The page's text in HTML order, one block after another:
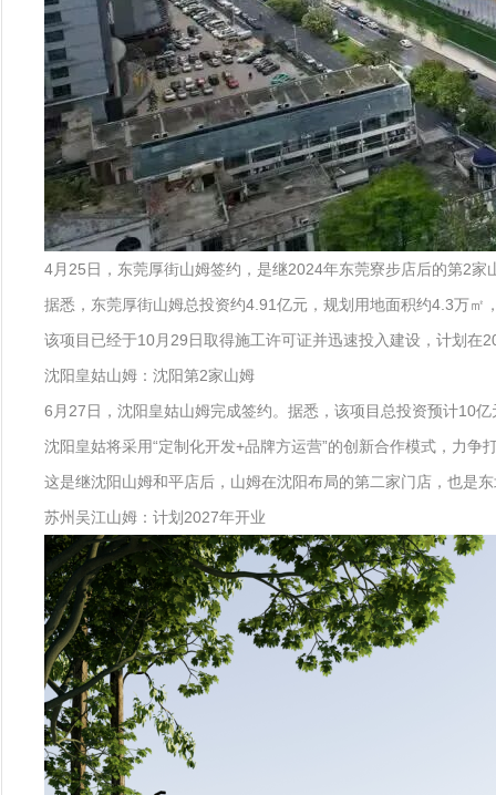
4月25日，东莞厚街山姆签约，是继2024年东莞寮步店后的第2家
据悉，东莞厚街山姆总投资约4.91亿元，规划用地面积约4.3万
该项目已经于10月29日取得施工许可证并迅速投入建设，计划在
沈阳皇姑山姆：沈阳第2家山姆
6月27日，沈阳皇姑山姆完成签约。据悉，该项目总投资预计10
沈阳皇姑将采用“定制化开发+品牌方运营”的创新合作模式，力争
这是继沈阳山姆和平店后，山姆在沈阳布局的第二家门店，也是
苏州吴江山姆：计划2027年开业